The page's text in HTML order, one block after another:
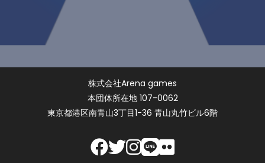
株式会社Arena games
本団体所在地 107-0062
東京都港区南青山3丁目1-36 青山丸竹ビル6階